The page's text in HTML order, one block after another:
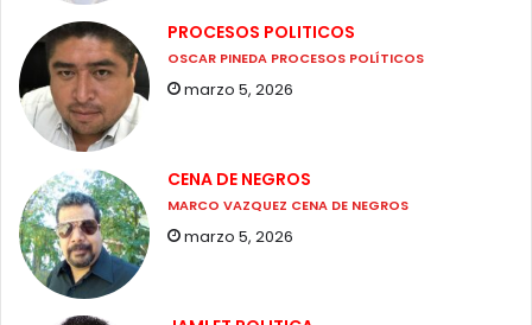
PROCESOS POLITICOS
OSCAR PINEDA PROCESOS POLÍTICOS
marzo 5, 2026
CENA DE NEGROS
MARCO VAZQUEZ CENA DE NEGROS
marzo 5, 2026